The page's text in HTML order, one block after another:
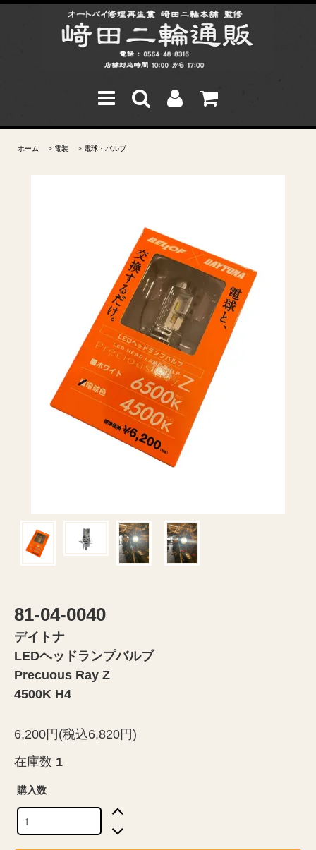
ホーム > 電装 > 電球・バルブ
81-04-0040
デイトナ
LEDヘッドランプバルブ
Precuous Ray Z
4500K H4
6,200円(税込6,820円)
在庫数 1
購入数